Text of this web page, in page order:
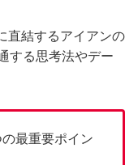
直結するアイアンの
する思考法やデー
最重要ポイン